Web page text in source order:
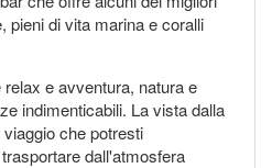
pieni di vita marina e coralli
e avventura, natura e
indimenticabili. La vista dalla
che potresti
dall'atmosfera